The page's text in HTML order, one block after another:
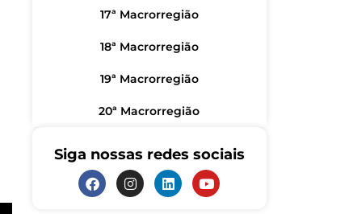
17ª Macrorregião
18ª Macrorregião
19ª Macrorregião
20ª Macrorregião
Siga nossas redes sociais